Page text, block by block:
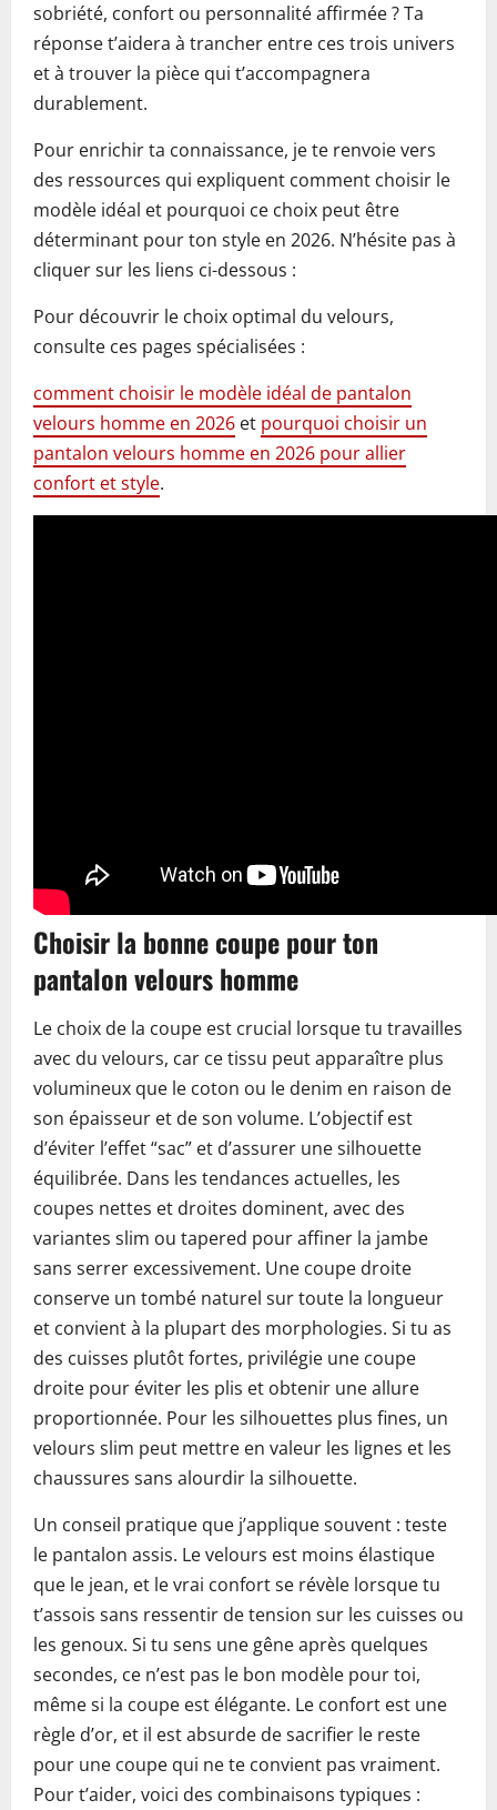
sobriété, confort ou personnalité affirmée ? Ta
réponse t’aidera à trancher entre ces trois univers
et à trouver la pièce qui t’accompagnera
durablement.
Pour enrichir ta connaissance, je te renvoie vers
des ressources qui expliquent comment choisir le
modèle idéal et pourquoi ce choix peut être
déterminant pour ton style en 2026. N’hésite pas à
cliquer sur les liens ci-dessous :
Pour découvrir le choix optimal du velours,
consulte ces pages spécialisées :
comment choisir le modèle idéal de pantalon
velours homme en 2026 et pourquoi choisir un
pantalon velours homme en 2026 pour allier
confort et style.
Choisir la bonne coupe pour ton
pantalon velours homme
Le choix de la coupe est crucial lorsque tu travailles
avec du velours, car ce tissu peut apparaître plus
volumineux que le coton ou le denim en raison de
son épaisseur et de son volume. L’objectif est
d’éviter l’effet “sac” et d’assurer une silhouette
équilibrée. Dans les tendances actuelles, les
coupes nettes et droites dominent, avec des
variantes slim ou tapered pour affiner la jambe
sans serrer excessivement. Une coupe droite
conserve un tombé naturel sur toute la longueur
et convient à la plupart des morphologies. Si tu as
des cuisses plutôt fortes, privilégie une coupe
droite pour éviter les plis et obtenir une allure
proportionnée. Pour les silhouettes plus fines, un
velours slim peut mettre en valeur les lignes et les
chaussures sans alourdir la silhouette.
Un conseil pratique que j’applique souvent : teste
le pantalon assis. Le velours est moins élastique
que le jean, et le vrai confort se révèle lorsque tu
t’assois sans ressentir de tension sur les cuisses ou
les genoux. Si tu sens une gêne après quelques
secondes, ce n’est pas le bon modèle pour toi,
même si la coupe est élégante. Le confort est une
règle d’or, et il est absurde de sacrifier le reste
pour une coupe qui ne te convient pas vraiment.
Pour t’aider, voici des combinaisons typiques :